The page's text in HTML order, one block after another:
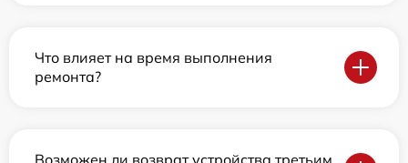
Что влияет на время выполнения
ремонта?